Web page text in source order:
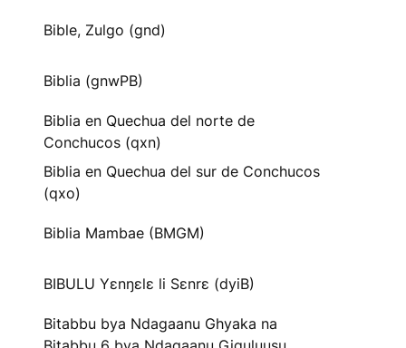
Bible, Zulgo (gnd)
Biblia (gnwPB)
Biblia en Quechua del norte de
Conchucos (qxn)
Biblia en Quechua del sur de Conchucos
(qxo)
Biblia Mambae (BMGM)
BIBULU Yɛnŋɛlɛ li Sɛnrɛ (dyiB)
Bitabbu bya Ndagaanu Ghyaka na